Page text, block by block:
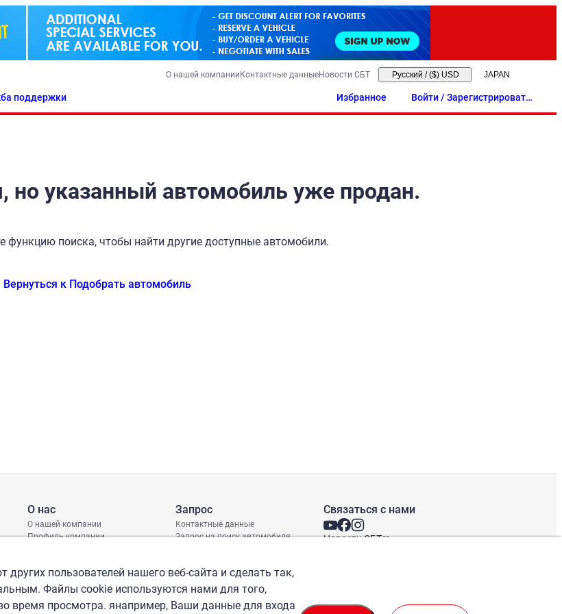
поддержки
О нашей компанииКонтактные данныеНовости СБТ Русский / ($) USD
Избранное
Войти / Зарегистрировать
ся
но указанный автомобиль уже продан.
функцию поиска, чтобы найти другие доступные автомобили.
Вернуться к Подобрать автомобиль
О нас
О нашей компании
Профиль компании
Запрос
Контактные данные
Запрос на поиск автомобиля
Связаться с нами
Новости СБТ
пользователей нашего веб-сайта и сделать так,
Файлы cookie используются нами для того,
время просмотра. янапример, Ваши данные для входа